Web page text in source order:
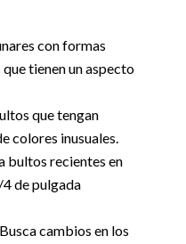
con formas
tienen un aspecto
que tengan
colores inusuales.
bultos recientes en
4 de pulgada
Busca cambios en los